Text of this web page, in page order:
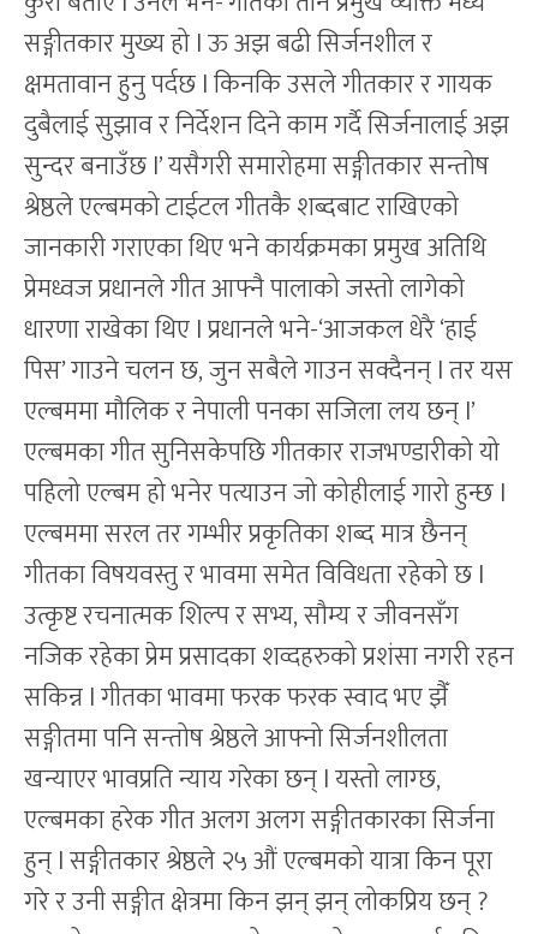
सङ्गीतकार मुख्य हो l ऊ अझ बढी सिर्जनशील र
क्षमतावान हुनु पर्दछ l किनकि उसले गीतकार र गायक
दुबैलाई सुझाव र निर्देशन दिने काम गर्दै सिर्जनालाई अझ
सुन्दर बनाउँछ l’ यसैगरी समारोहमा सङ्गीतकार सन्तोष
श्रेष्ठले एल्बमको टाईटल गीतकै शब्दबाट राखिएको
जानकारी गराएका थिए भने कार्यक्रमका प्रमुख अतिथि
प्रेमध्वज प्रधानले गीत आफ्नै पालाको जस्तो लागेको
धारणा राखेका थिए l प्रधानले भने-‘आजकल धेरै ‘हाई
पिस’ गाउने चलन छ, जुन सबैले गाउन सक्दैनन् l तर यस
एल्बममा मौलिक र नेपाली पनका सजिला लय छन् l’
एल्बमका गीत सुनिसकेपछि गीतकार राजभण्डारीको यो
पहिलो एल्बम हो भनेर पत्याउन जो कोहीलाई गारो हुन्छ l
एल्बममा सरल तर गम्भीर प्रकृतिका शब्द मात्र छैनन्
गीतका विषयवस्तु र भावमा समेत विविधता रहेको छ l
उत्कृष्ट रचनात्मक शिल्प र सभ्य, सौम्य र जीवनसँग
नजिक रहेका प्रेम प्रसादका शव्दहरुको प्रशंसा नगरी रहन
सकिन्न l गीतका भावमा फरक फरक स्वाद भए झैँ
सङ्गीतमा पनि सन्तोष श्रेष्ठले आफ्नो सिर्जनशीलता
खन्याएर भावप्रति न्याय गरेका छन् l यस्तो लाग्छ,
एल्बमका हरेक गीत अलग अलग सङ्गीतकारका सिर्जना
हुन् l सङ्गीतकार श्रेष्ठले २५ औं एल्बमको यात्रा किन पूरा
गरे र उनी सङ्गीत क्षेत्रमा किन झन् झन् लोकप्रिय छन् ?